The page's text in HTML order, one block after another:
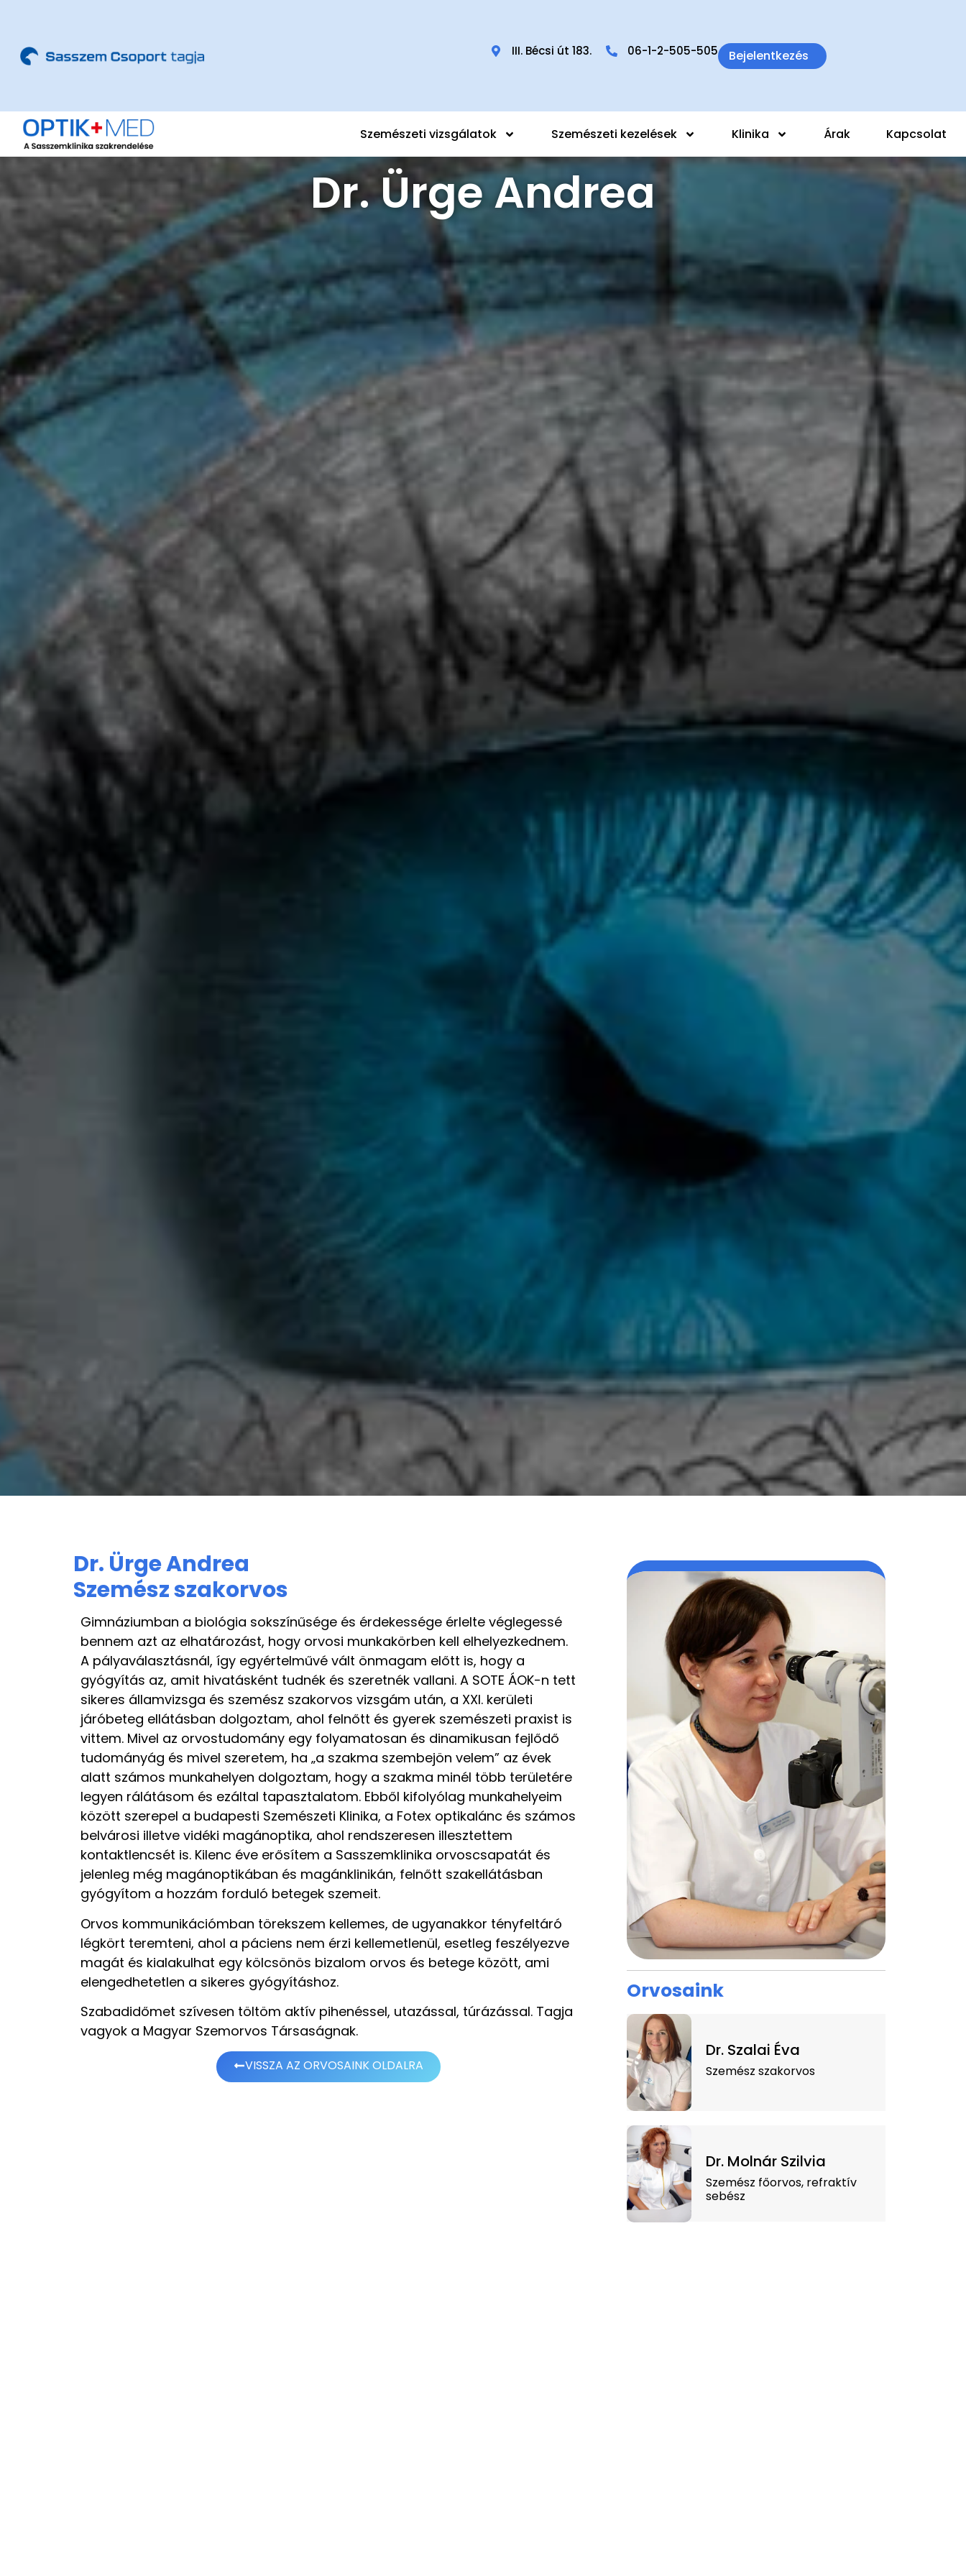
III. Bécsi út 183. 06-1-2-505-505 Bejelentkezés
Szemészeti vizsgálatok Szemészeti kezelések Klinika Árak Kapcsolat
Dr. Ürge Andrea
Dr. Ürge Andrea
Szemész szakorvos
Gimnáziumban a biológia sokszínűsége és érdekessége érlelte véglegessé
bennem azt az elhatározást, hogy orvosi munkakörben kell elhelyezkednem.
A pályaválasztásnál, így egyértelművé vált önmagam előtt is, hogy a
gyógyítás az, amit hivatásként tudnék és szeretnék vallani. A SOTE ÁOK-n tett
sikeres államvizsga és szemész szakorvos vizsgám után, a XXI. kerületi
járóbeteg ellátásban dolgoztam, ahol felnőtt és gyerek szemészeti praxist is
vittem. Mivel az orvostudomány egy folyamatosan és dinamikusan fejlődő
tudományág és mivel szeretem, ha „a szakma szembejön velem” az évek
alatt számos munkahelyen dolgoztam, hogy a szakma minél több területére
legyen rálátásom és ezáltal tapasztalatom. Ebből kifolyólag munkahelyeim
között szerepel a budapesti Szemészeti Klinika, a Fotex optikalánc és számos
belvárosi illetve vidéki magánoptika, ahol rendszeresen illesztettem
kontaktlencsét is. Kilenc éve erősítem a Sasszemklinika orvoscsapatát és
jelenleg még magánoptikában és magánklinikán, felnőtt szakellátásban
gyógyítom a hozzám forduló betegek szemeit.
Orvos kommunikációmban törekszem kellemes, de ugyanakkor tényfeltáró
légkört teremteni, ahol a páciens nem érzi kellemetlenül, esetleg feszélyezve
magát és kialakulhat egy kölcsönös bizalom orvos és betege között, ami
elengedhetetlen a sikeres gyógyításhoz.
Szabadidőmet szívesen töltöm aktív pihenéssel, utazással, túrázással. Tagja
vagyok a Magyar Szemorvos Társaságnak.
VISSZA AZ ORVOSAINK OLDALRA
Orvosaink
Dr. Szalai Éva
Szemész szakorvos
Dr. Molnár Szilvia
Szemész főorvos, refraktív
sebész